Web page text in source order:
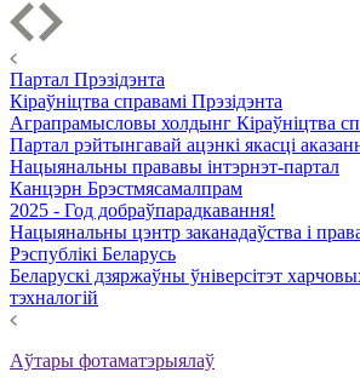
Партал Прэзідэнта
Кіраўніцтва справамі Прэзідэнта
Аграпрамысловы холдынг Кіраўніцтва
Партал рэйтынгавай ацэнкі якасці
Нацыянальны прававы інтэрнэт-партал
Канцэрн Брэстмясамалпрам
2025 - Год добраўпарадкавання!
Нацыянальны цэнтр заканадаўства і
Рэспублікі Беларусь
Беларускі дзяржаўны ўніверсітэт
тэхналогій
Аўтары фотаматэрыялаў